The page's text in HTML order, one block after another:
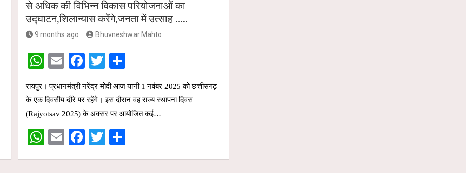
से अधिक की विभिन्न विकास परियोजनाओं का
उद्घाटन,शिलान्यास करेंगे,जनता में उत्साह …..
9 months ago Bhuvneshwar Mahto
W
at
s
A
p
p
E
m
ail
F
a
ce
b
o
o
k
T
wi
tt
er
S
ar
e
रायपुर। प्रधानमंत्री नरेंद्र मोदी आज यानी 1 नवंबर 2025 को छत्तीसगढ़
के एक दिवसीय दौरे पर रहेंगे। इस दौरान वह राज्य स्थापना दिवस
(Rajyotsav 2025) के अवसर पर आयोजित कई…
W E F T S